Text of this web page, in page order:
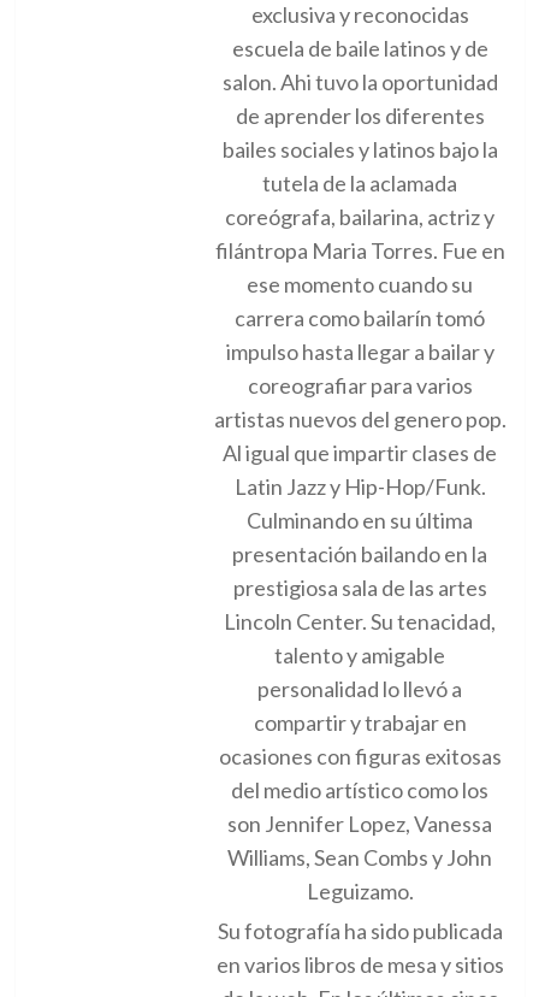
exclusiva y reconocidas
escuela de baile latinos y de
salon. Ahi tuvo la oportunidad
de aprender los diferentes
bailes sociales y latinos bajo la
tutela de la aclamada
coreógrafa, bailarina, actriz y
filántropa Maria Torres. Fue en
ese momento cuando su
carrera como bailarín tomó
impulso hasta llegar a bailar y
coreografiar para varios
artistas nuevos del genero pop.
Al igual que impartir clases de
Latin Jazz y Hip-Hop/Funk.
Culminando en su última
presentación bailando en la
prestigiosa sala de las artes
Lincoln Center. Su tenacidad,
talento y amigable
personalidad lo llevó a
compartir y trabajar en
ocasiones con figuras exitosas
del medio artístico como los
son Jennifer Lopez, Vanessa
Williams, Sean Combs y John
Leguizamo.
Su fotografía ha sido publicada
en varios libros de mesa y sitios